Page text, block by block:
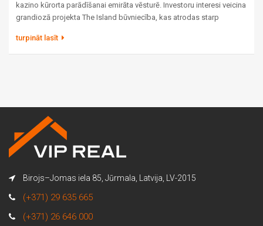
kazino kūrorta parādīšanai emirāta vēsturē. Investoru interesi veicina
grandiozā projekta The Island būvniecība, kas atrodas starp
pagaidām nav oficiāli apstiprinājusi azartspēļu licences
izsniegšanu, faktoru kopums padara šo projektu par vienu no
turpināt lasīt
Birojs–Jomas iela 85, Jūrmala, Latvija, LV-2015
(+371) 29 635 665
(+371) 26 646 000